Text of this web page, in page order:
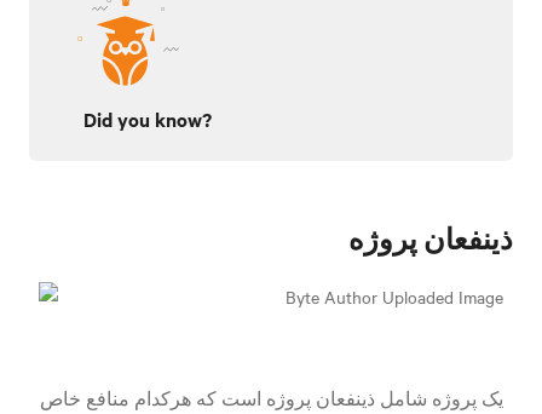
Did you know?
ذینفعان پروژه
یک پروژه شامل ذینفعان پروژه است که هرکدام منافع خاص